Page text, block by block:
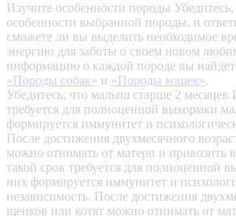
Изучите особенности породы
особенности выбранной породы, и
сможете ли вы выделить необходимое
энергию для заботы о своем новом
информацию о каждой породе вы
«Породы собак» и «Породы кошек».
Убедитесь, что малыш старше 2 месяцев
требуется для полноценной выкормки
формируется иммунитет и
После достижения двухмесячного
можно отнимать от матери и
такой срок требуется для полноценной
них формируется иммунитет и
независимость. После достижения
щенков или котят можно отнимать от